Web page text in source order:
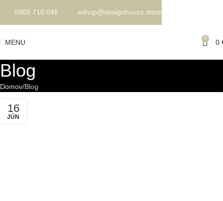
MENU 0 0
Blog
Domov Blog
16
JÚN
0905 710 046 eshop@designhouzz.store